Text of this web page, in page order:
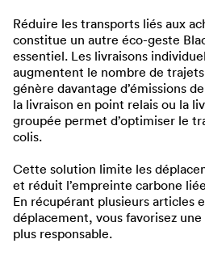
Réduire les transports liés aux
constitue un autre éco-geste
essentiel. Les livraisons
augmentent le nombre de
génère davantage d’émissions
la livraison en point relais ou la
groupée permet d’optimiser le
colis.
Cette solution limite les
et réduit l’empreinte carbone
En récupérant plusieurs articles
déplacement, vous favorisez
plus responsable.